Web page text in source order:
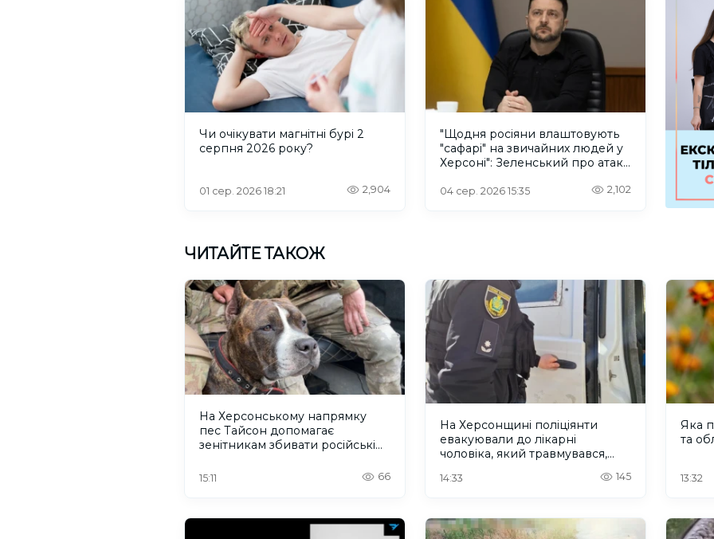
Чи очікувати магнітні бурі 2
серпня 2026 року?
01 сер. 2026 18:21 2,904
"Щодня росіяни влаштовують
"сафарі" на звичайних людей у
Херсоні": Зеленський про атаку
04 сер. 2026 15:35 2,102
ЧИТАЙТЕ ТАКОЖ
На Херсонському напрямку
пес Тайсон допомагає
зенітникам збивати російські
15:11 66
На Херсонщині поліціянти
евакуювали до лікарні
чоловіка, який травмувався,
14:33 145
Яка
та
13:32